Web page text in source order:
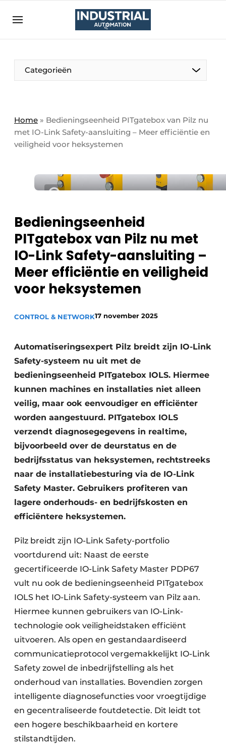
Aanmelden
Bedrijven
Bedrijven
Direct contact
Eigen content aanleveren
Evenement aanmelden
Meest gelezen
Podcasts
Privacy / Cookie statement
Vacature aanmelden
Vacatures
Video’s
Categorieën
Home » Bedieningseenheid PITgatebox van Pilz nu
met IO-Link Safety-aansluiting – Meer efficiëntie en
veiligheid voor heksystemen
Bedieningseenheid
PITgatebox van Pilz nu met
IO-Link Safety-aansluiting –
Meer efficiëntie en veiligheid
voor heksystemen
CONTROL & NETWORK17 november 2025
Automatiseringsexpert Pilz breidt zijn IO-Link
Safety-systeem nu uit met de
bedieningseenheid PITgatebox IOLS. Hiermee
kunnen machines en installaties niet alleen
veilig, maar ook eenvoudiger en efficiënter
worden aangestuurd. PITgatebox IOLS
verzendt diagnosegegevens in realtime,
bijvoorbeeld over de deurstatus en de
bedrijfsstatus van heksystemen, rechtstreeks
naar de installatiebesturing via de IO-Link
Safety Master. Gebruikers profiteren van
lagere onderhouds- en bedrijfskosten en
efficiëntere heksystemen.
Pilz breidt zijn IO-Link Safety-portfolio
voortdurend uit: Naast de eerste
gecertificeerde IO-Link Safety Master PDP67
vult nu ook de bedieningseenheid PITgatebox
IOLS het IO-Link Safety-systeem van Pilz aan.
Hiermee kunnen gebruikers van IO-Link-
technologie ook veiligheidstaken efficiënt
uitvoeren. Als open en gestandaardiseerd
communicatieprotocol vergemakkelijkt IO-Link
Safety zowel de inbedrijfstelling als het
onderhoud van installaties. Bovendien zorgen
intelligente diagnosefuncties voor vroegtijdige
en gecentraliseerde foutdetectie. Dit leidt tot
een hogere beschikbaarheid en kortere
stilstandtijden.